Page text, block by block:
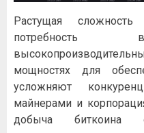
Растущая
потребность в
мощностях для
усложняют
майнерами и
добыча биткоина